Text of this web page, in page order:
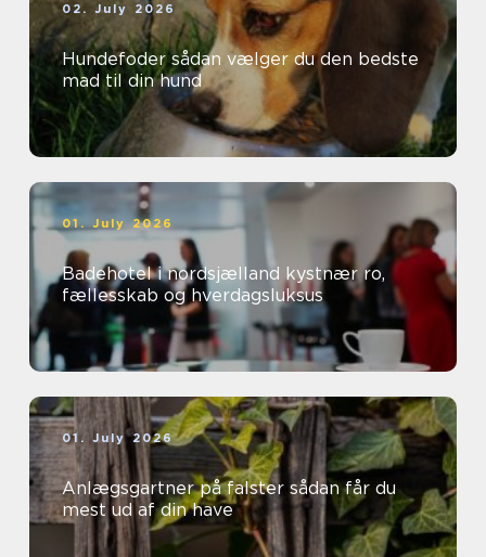
02. July 2026
Hundefoder sådan vælger du den bedste
mad til din hund
01. July 2026
Badehotel i nordsjælland kystnær ro,
fællesskab og hverdagsluksus
01. July 2026
Anlægsgartner på falster sådan får du
mest ud af din have